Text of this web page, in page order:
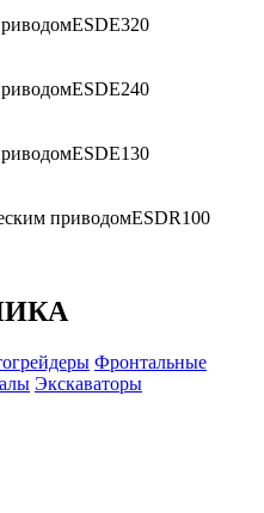
ESDE320
ESDE240
ESDE130
приводомESDR100
Фронтальные
Экскаваторы